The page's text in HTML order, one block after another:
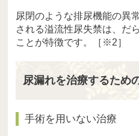
尿閉のような排尿機能の異
される溢流性尿失禁は、だ
ことが特徴です。［※2］
尿漏れを治療するため
手術を用いない治療